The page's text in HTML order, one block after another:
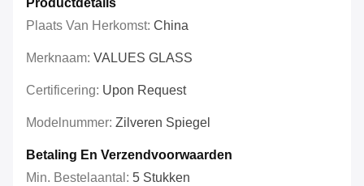
Productdetails
Plaats Van Herkomst: China
Merknaam: VALUES GLASS
Certificering: Upon Request
Modelnummer: Zilveren Spiegel
Betaling En Verzendvoorwaarden
Min. Bestelaantal: 5 Stukken